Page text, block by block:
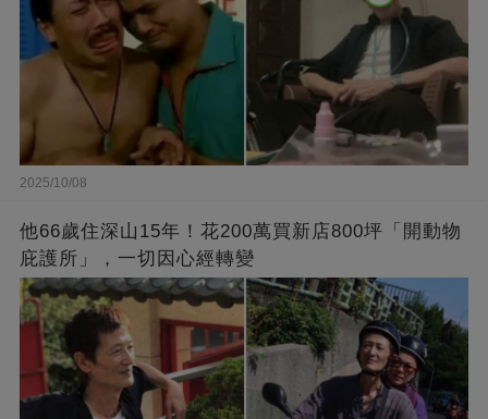
2025/10/08
他66歲住深山15年！花200萬買新店800坪「開動物
庇護所」，一切因心經轉變